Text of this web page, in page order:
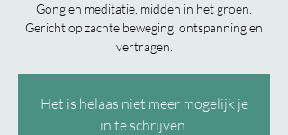
Gong en meditatie, midden in het groen.
Gericht op zachte beweging, ontspanning en
vertragen.
Het is helaas niet meer mogelijk je
in te schrijven.